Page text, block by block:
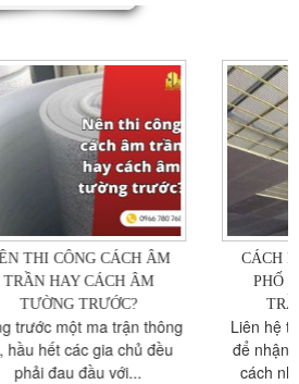
CÁCH NHIỆT TRẦN NHÀ
PHỐ VS CÁCH NHIỆT
TRẦN CHUNG CƯ
Liên hệ thachcaoquan7.com
để nhận được tư vấn chi tiết
cách nhiệt trần nhà phố...